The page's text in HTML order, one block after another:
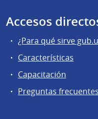
Accesos
¿Para qué sirve
Características
Capacitación
Preguntas frecuentes